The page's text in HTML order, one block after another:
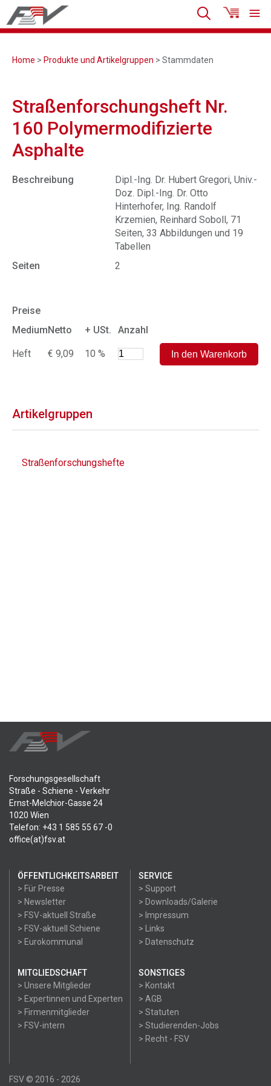
Home > Produkte und Artikelgruppen > Stammdaten
Straßenforschungsheft Nr.
160 Polymermodifizierte
Asphalte
Beschreibung
Dipl.-Ing. Dr. Hubert Gregori, Univ.-
Doz. Dipl.-Ing. Dr. Otto
Hinterhofer, Ing. Randolf
Krzemien, Reinhard Soboll, 71
Seiten, 33 Abbildungen und 19
Tabellen
Seiten
2
Preise
MediumNetto + USt. Anzahl
Heft € 9,09 10 %
Artikelgruppen
Straßenforschungshefte
Forschungsgesellschaft
Straße - Schiene - Verkehr
Ernst-Melchior-Gasse 24
1020 Wien
Telefon: +43 1 585 55 67 -0
office(at)fsv.at
ÖFFENTLICHKEITSARBEIT
> Für Presse
> Newsletter
> FSV-aktuell Straße
> FSV-aktuell Schiene
> Eurokommunal
SERVICE
> Support
> Downloads/Galerie
> Impressum
> Links
> Datenschutz
MITGLIEDSCHAFT
> Unsere Mitglieder
> Expertinnen und Experten
> Firmenmitglieder
> FSV-intern
SONSTIGES
> Kontakt
> AGB
> Statuten
> Studierenden-Jobs
> Recht - FSV
FSV © 2016 - 2026